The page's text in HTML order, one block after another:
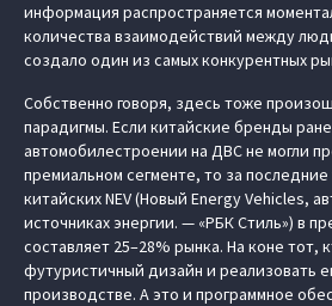
информация распространяется
количества взаимодействий между
создало один из самых конкурентных
Собственно говоря, здесь тоже
парадигмы. Если китайские бренды
автомобилестроении на ДВС не могли
премиальном сегменте, то за
китайских NEV (Новый Energy Vehicles,
источниках энергии. — «РБК Стиль») в
составляет 25–28% рынка. На коне тот,
футуристичный дизайн и реализовать
производстве. А это и программное